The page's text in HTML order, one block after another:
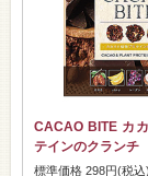
CACAO BITE カ
テインのクランチ
標準価格 298円(税込)